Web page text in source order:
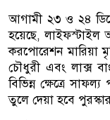
আগামী ২৩ ও ২৪
হয়েছে, লাইফস্টাইল
করপোরেশন মারিয়া
চৌধুরী এবং লাক্স
বিভিন্ন ক্ষেত্রে
তুলে দেয়া হবে